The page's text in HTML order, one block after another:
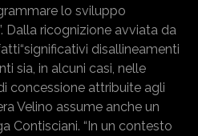
lo sviluppo
Dalla ricognizione avviata da
disallineamenti
sia, in alcuni casi, nelle
concessione attribuite agli
Velino assume anche un
Contisciani. “In un contesto